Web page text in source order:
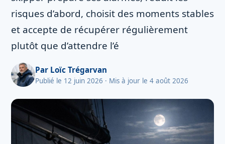
risques d’abord, choisit des moments stables
et accepte de récupérer régulièrement
plutôt que d’attendre l’é
Par Loïc Trégarvan
Publié le 12 juin 2026 · Mis à jour le 4 août 2026